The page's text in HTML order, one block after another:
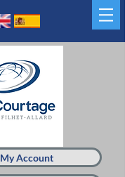
My Account